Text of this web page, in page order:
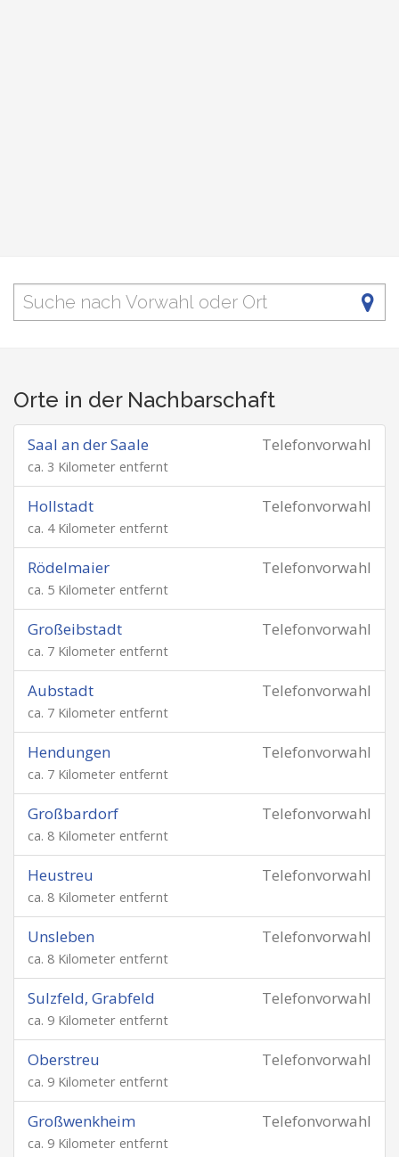
Orte in der Nachbarschaft
Telefonvorwahl
Saal an der Saale
ca. 3 Kilometer entfernt
Telefonvorwahl
Hollstadt
ca. 4 Kilometer entfernt
Telefonvorwahl
Rödelmaier
ca. 5 Kilometer entfernt
Telefonvorwahl
Großeibstadt
ca. 7 Kilometer entfernt
Telefonvorwahl
Aubstadt
ca. 7 Kilometer entfernt
Telefonvorwahl
Hendungen
ca. 7 Kilometer entfernt
Telefonvorwahl
Großbardorf
ca. 8 Kilometer entfernt
Telefonvorwahl
Heustreu
ca. 8 Kilometer entfernt
Telefonvorwahl
Unsleben
ca. 8 Kilometer entfernt
Telefonvorwahl
Sulzfeld, Grabfeld
ca. 9 Kilometer entfernt
Telefonvorwahl
Oberstreu
ca. 9 Kilometer entfernt
Telefonvorwahl
Großwenkheim
ca. 9 Kilometer entfernt